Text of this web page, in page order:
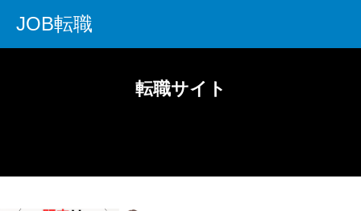
JOB転職
転職サイト